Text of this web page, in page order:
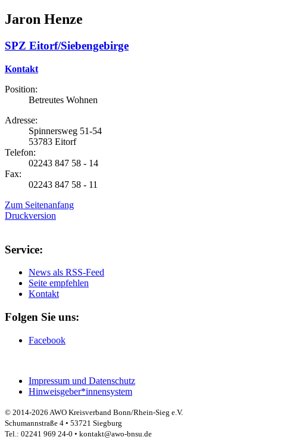
Jaron Henze
SPZ Eitorf/Siebengebirge
Kontakt
Position:
Betreutes Wohnen
Adresse:
Spinnersweg 51-54
53783 Eitorf
Telefon:
02243 847 58 - 14
Fax:
02243 847 58 - 11
Zum Seitenanfang
Druckversion
Service:
News als RSS-Feed
Seite empfehlen
Kontakt
Folgen Sie uns:
Facebook
Impressum und Datenschutz
Hinweisgeber*innensystem
© 2014-2026 AWO Kreisverband Bonn/Rhein-Sieg e.V.
Schumannstraße 4 • 53721 Siegburg
Tel.: 02241 969 24-0 • kontakt@awo-bnsu.de